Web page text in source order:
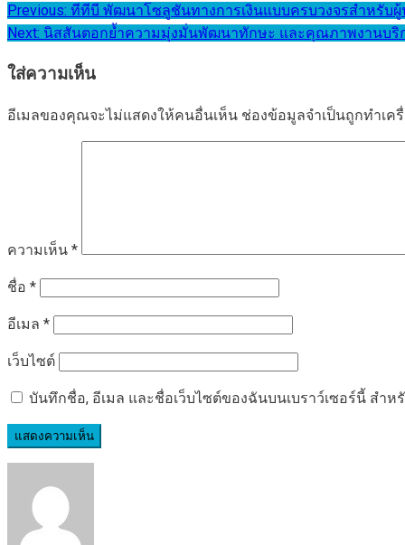
แนะแนว
เรื่อง
Previous: ทีทีบี พัฒนาโซลูชันทางการเงินแบบครบวงจรสำหรับ
Next: นิสสันตอกย้ำความมุ่งมั่นพัฒนาทักษะ และคุณภาพงานบริก
ใส่ความเห็น
อีเมลของคุณจะไม่แสดงให้คนอื่นเห็น ช่องข้อมูลจำเป็นถูกทำเค
ความเห็น *
ชื่อ *
อีเมล *
เว็บไซต์
บันทึกชื่อ, อีเมล และชื่อเว็บไซต์ของฉันบนเบราว์เซอร์นี้ สำห